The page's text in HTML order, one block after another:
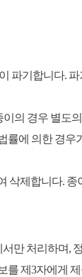
파기합니다.
의 경우 별도
에 의한 경
제합니다.
처리하며,
를 제3자에게